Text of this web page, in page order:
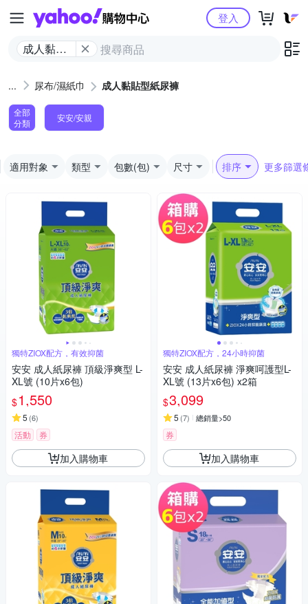
Yahoo購物中心
成人黏貼
登入
尿布/濕紙巾 成人黏貼型紙尿褲
全部
分類
安安/安親
適用對象 類型 包數(包) 尺寸 排序 更多篩選
獨特ZIOX配方，有效抑菌
安安 成人紙尿褲 頂級淨爽型 L-
XL號 (10片x6包)
$1,550
5 (6)
活動 券
加入購物車
獨特ZIOX配方，24小時抑菌
安安 成人紙尿褲 淨爽呵護型L-
XL號 (13片x6包) x2箱
$3,099
5 (7) 總銷量>50
券
加入購物車